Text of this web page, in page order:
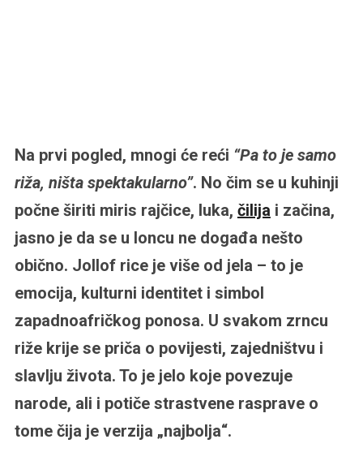
Na prvi pogled, mnogi će reći “Pa to je samo
riža, ništa spektakularno”. No čim se u kuhinji
počne širiti miris rajčice, luka, čilija i začina,
jasno je da se u loncu ne događa nešto
obično. Jollof rice je više od jela – to je
emocija, kulturni identitet i simbol
zapadnoafričkog ponosa. U svakom zrncu
riže krije se priča o povijesti, zajedništvu i
slavlju života. To je jelo koje povezuje
narode, ali i potiče strastvene rasprave o
tome čija je verzija „najbolja“.